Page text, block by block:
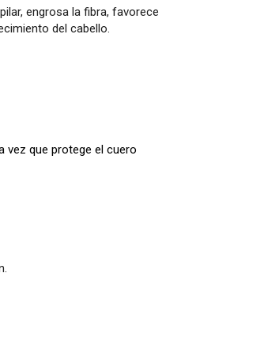
engrosa la fibra, favorece
del cabello.
vez que protege el cuero